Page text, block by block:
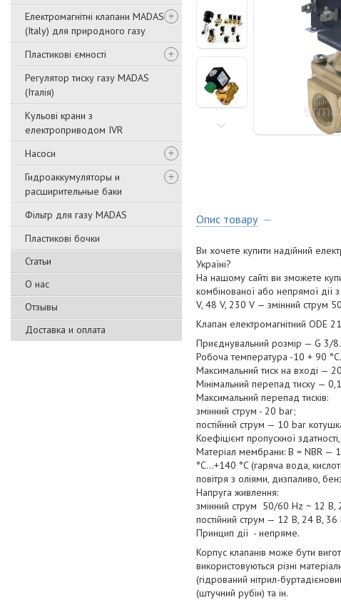
Електромагнітні клапани MADAS
(Italy) для природного газу
Пластикові ємності
Регулятор тиску газу MADAS
(Італія)
Кульові крани з
електроприводом IVR
Насоси
Гидроаккумуляторы и
расширительные баки
Фільтр для газу MADAS
Пластикові бочки
Статьи
О нас
Отзывы
Доставка и оплата
Опис товару
Ви хочете купити надійний
Україні?
На нашому сайті ви зможете
комбінованої або непрямої
V, 48 V, 230 V — змінний струм
Клапан електромагнітний ODE
Приєднувальний розмір — G 3/8.
Робоча температура -10 + 90 °C.
Максимальний тиск на вході —
Мінімальний перепад тиску —
Максимальний перепад тисків:
змінний струм - 20 bar;
постійний струм — 10 bar
Коефіцієнт пропускної
Матеріал мембрани: В = NBR —
°C...+140 °C (гаряча вода,
повітря з оліями, дизпаливо,
Напруга живлення:
змінний струм 50/60 Hz ~ 12
постійний струм — 12 В, 24 В,
Принцип дії - непряме.
Корпус клапанів може бути
використовуються різні
(гідрований нітрил-
(штучний рубін) та ін.